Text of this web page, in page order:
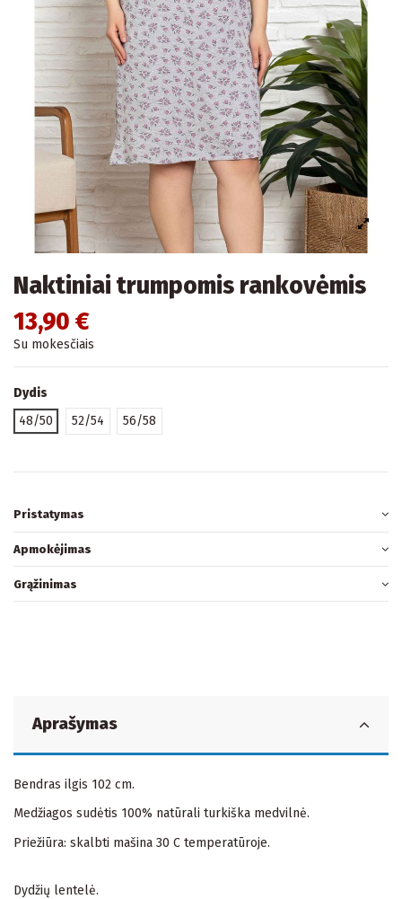
Naktiniai trumpomis rankovėmis
13,90 €
Su mokesčiais
Dydis
48/50
52/54 56/58
Pristatymas
Apmokėjimas
Grąžinimas
Aprašymas
Bendras ilgis 102 cm.
Medžiagos sudėtis 100% natūrali turkiška medvilnė.
Priežiūra: skalbti mašina 30 C temperatūroje.
Dydžių lentelė.